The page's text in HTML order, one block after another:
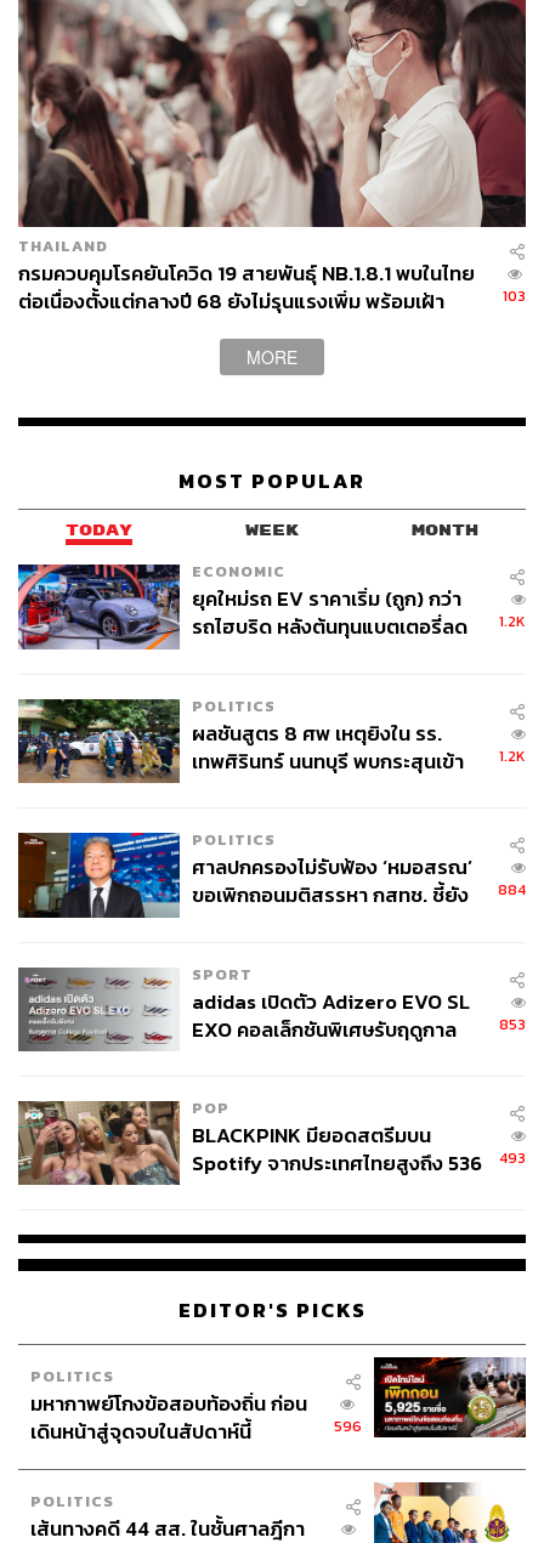
THAILAND
กรมควบคุมโรคยันโควิด 19 สายพันธุ์ NB.1.8.1 พบในไทย
ต่อเนื่องตั้งแต่กลางปี 68 ยังไม่รุนแรงเพิ่ม พร้อมเฝ้า
103
MORE
MOST POPULAR
TODAY WEEK MONTH
ECONOMIC
ยุคใหม่รถ EV ราคาเริ่ม (ถูก) กว่า
รถไฮบริด หลังต้นทุนแบตเตอรี่ลด
1.2K
POLITICS
ผลชันสูตร 8 ศพ เหตุยิงใน รร.
เทพศิรินทร์ นนทบุรี พบกระสุนเข้า
1.2K
POLITICS
ศาลปกครองไม่รับฟ้อง ‘หมอสรณ’
ขอเพิกถอนมติสรรหา กสทช. ชี้ยัง
884
SPORT
adidas เปิดตัว Adizero EVO SL
EXO คอลเล็กชันพิเศษรับฤดูกาล
853
POP
BLACKPINK มียอดสตรีมบน
Spotify จากประเทศไทยสูงถึง 536
493
EDITOR'S PICKS
POLITICS
มหากาพย์โกงข้อสอบท้องถิ่น ก่อน
เดินหน้าสู่จุดจบในสัปดาห์นี้
596
POLITICS
เส้นทางคดี 44 สส. ในชั้นศาลฎีกา